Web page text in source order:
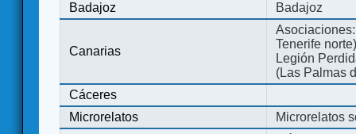
Badajoz
Badajoz
Canarias
Tenerife
Legión
(Las Palmas
Cáceres
Microrelatos
Microrelatos